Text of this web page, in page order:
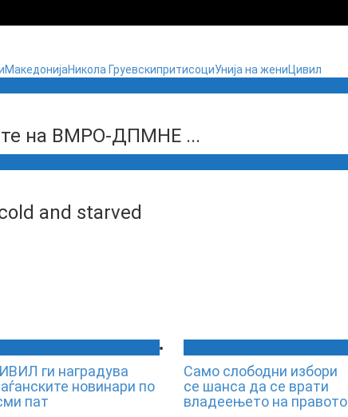
МакедонијаНикола ГруевскипритисоциУнија на жениЦивил
на ВМРО-ДПМНЕ ...
and starved
ги наградува
новинари по
пат
Само слободни избори
се шанса да се врати
владеењето на правото